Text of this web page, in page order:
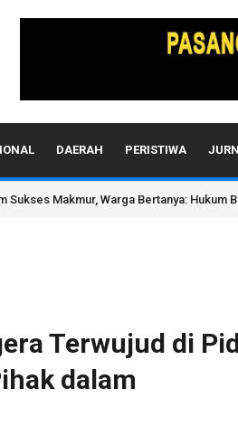
DAERAH PERISTIWA
Makmur, Warga Bertanya: Hukum
Terwujud di
dalam